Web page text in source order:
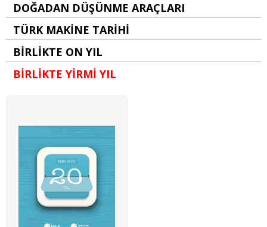
DOĞADAN DÜŞÜNME ARAÇLARI
TÜRK MAKİNE TARİHİ
BİRLİKTE ON YIL
BİRLİKTE YİRMİ YIL